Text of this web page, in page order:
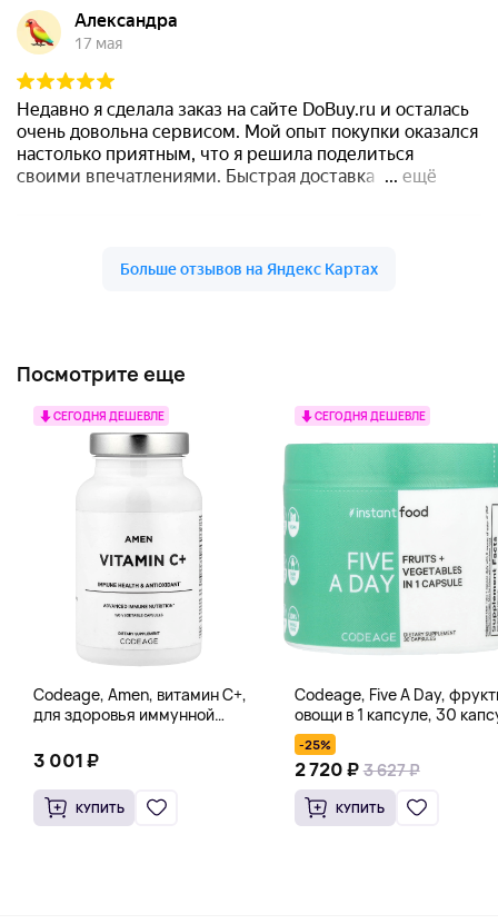
Посмотрите еще
СЕГОДНЯ ДЕШЕВЛЕ
Codeage, Amen, витамин C+,
для здоровья иммунной
вегетарианских капсул
3 001 ₽
КУПИТЬ
СЕГОДНЯ ДЕШЕВЛЕ
Codeage, Five A Day,
овощи в 1 капсуле, 30
-25%
2 720 ₽ 3 627 ₽
КУПИТЬ